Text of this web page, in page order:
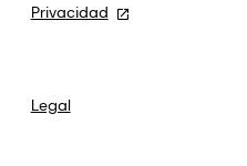
Privacidad
Legal